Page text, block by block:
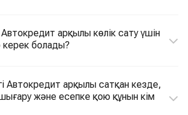
арқылы көлік сату үшін
керек болады?
Автокредит арқылы сатқан кезде,
және есепке қою құнын кім